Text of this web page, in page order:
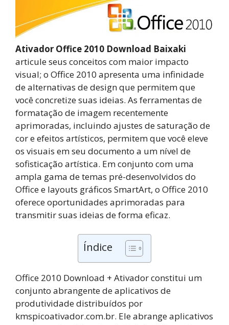
Ativador Office 2010 Download Baixaki
articule seus conceitos com maior impacto
visual; o Office 2010 apresenta uma infinidade
de alternativas de design que permitem que
você concretize suas ideias. As ferramentas de
formatação de imagem recentemente
aprimoradas, incluindo ajustes de saturação de
cor e efeitos artísticos, permitem que você eleve
os visuais em seu documento a um nível de
sofisticação artística. Em conjunto com uma
ampla gama de temas pré-desenvolvidos do
Office e layouts gráficos SmartArt, o Office 2010
oferece oportunidades aprimoradas para
transmitir suas ideias de forma eficaz.
Índice
Office 2010 Download + Ativador constitui um
conjunto abrangente de aplicativos de
produtividade distribuídos por
kmspicoativador.com.br. Ele abrange aplicativos